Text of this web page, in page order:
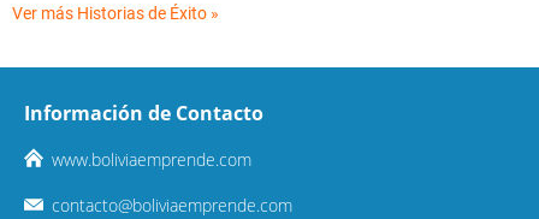
Ver más Historias de Éxito »
Información de Contacto
www.boliviaemprende.com
contacto@boliviaemprende.com